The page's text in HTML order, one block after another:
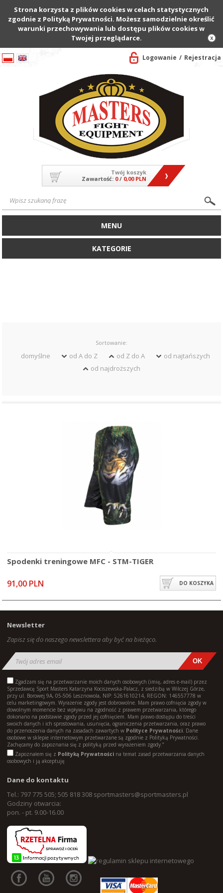
Strona korzysta z plików cookies w celach statystycznych
zgodnie z Polityką Prywatności. Możesz samodzielnie określić
warunki przechowywania lub dostępu plików cookies w
Twojej przeglądarce.
Logowanie Rejestracja
Twój koszyk
Zawartość: 0/ 0,00 PLN
MENU
KATEGORIE
Sortowanie:
domyślne od A do Z od Z do A
od najtańszych
od najdroższych
Spodenki treningowe MFC - STM-TIGER
91,00 PLN DO KOSZYKA
Newsletter
Zapisz się do naszego newslettera aby być na bieżąco.
Zgadzam się na przetwarzanie moich danych osobowych (imię, adres e-mail) przez
Sprzedawcę Sport Masters Katarzyna Kociszewska-Palacz, z siedzibą w Wilczej Górze,
przy ul. Borowej 9A, 05-506 Lesznowola, NIP: 5261610214, REGON: 146557778 w
celu marketingowym. Wyrażenie zgody jest dobrowolne. Mam prawo cofnięcia zgody w
dowolnym momencie bez wpływu na zgodność z prawem przetwarzania, którego
dokonano na podstawie zgody przed jej cofnięciem. Mam prawo dostępu do treści
swoich danych i ich sprostowania, usunięcia, ograniczenia przetwarzania, oraz prawo
do przenoszenia danych na zasadach zawartych w Polityce Prywatności. Dane
osobowe w sklepie internetowym przetwarzane są zgodnie z Polityką Prywatności.
Zachęcamy do zapoznania się z polityką przed wyrażeniem zgody.”
Zapoznałem się z Polityką Prywatności na temat zasad przetwarzania danych
osobowych i ją akceptuję
Dane do kontaktu
Tel.: 797 775 505; 505 818 308 sportmasters@sportmasters.pl
Godziny otwarcia:
pon. - pt. 9.00-16.00